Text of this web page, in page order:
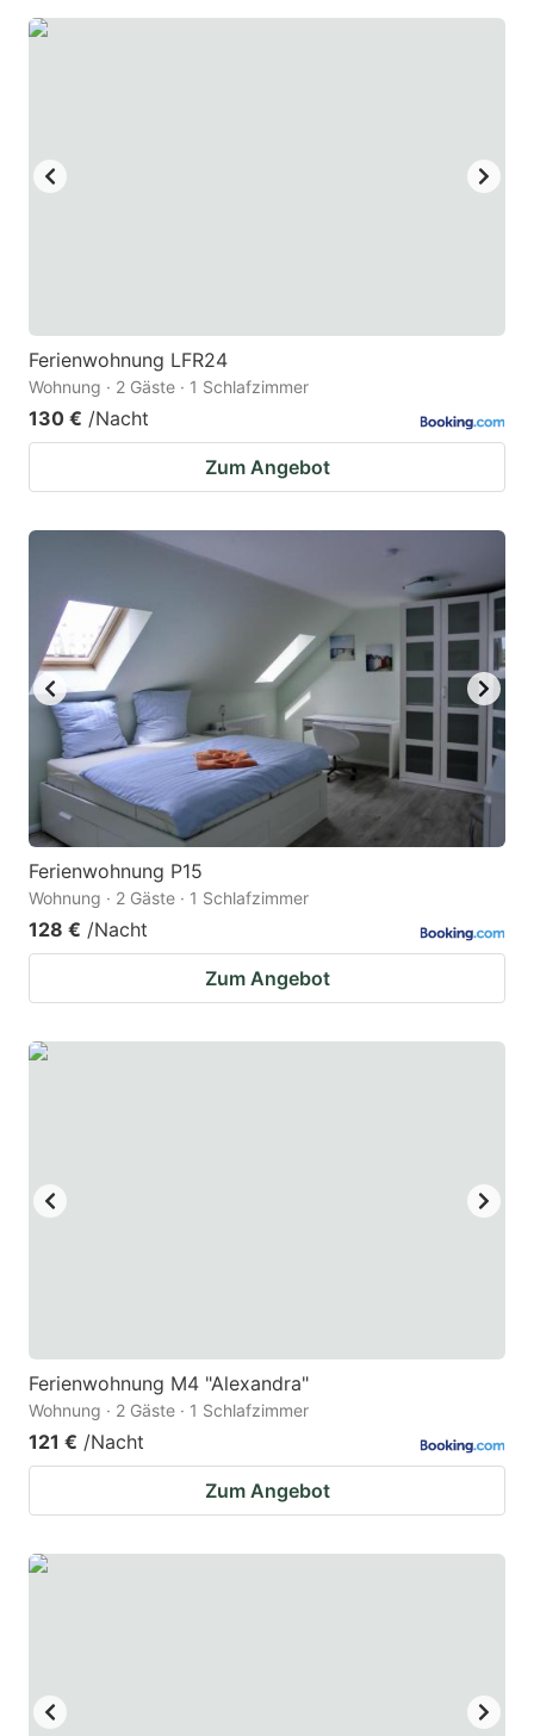
key
key
Ferienwohnung LFR24
Wohnung · 2 Gäste · 1 Schlafzimmer
130 € /Nacht
Zum Angebot
Ferienwohnung P15
Wohnung · 2 Gäste · 1 Schlafzimmer
128 € /Nacht
Zum Angebot
Ferienwohnung M4 "Alexandra"
Wohnung · 2 Gäste · 1 Schlafzimmer
121 € /Nacht
Zum Angebot